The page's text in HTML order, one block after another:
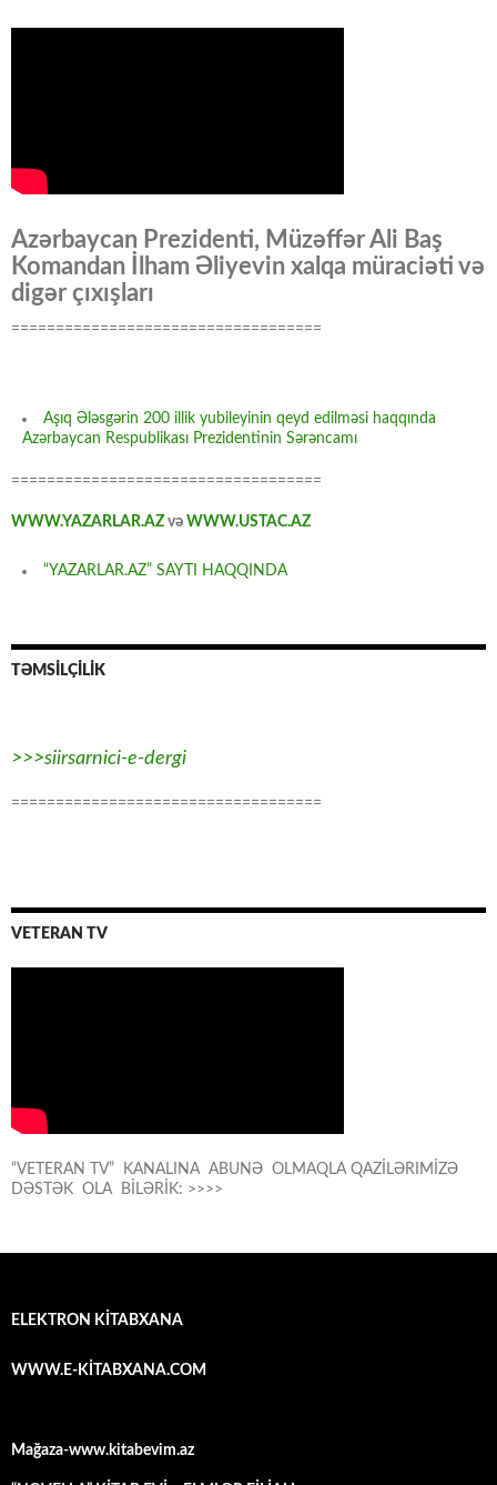
Azərbaycan Prezidenti, Müzəffər Ali Baş
Komandan İlham Əliyevin xalqa müraciəti və
digər çıxışları
===================================
Aşıq Ələsgərin 200 illik yubileyinin qeyd edilməsi haqqında
Azərbaycan Respublikası Prezidentinin Sərəncamı
===================================
WWW.YAZARLAR.AZ və WWW.USTAC.AZ
“YAZARLAR.AZ” SAYTI HAQQINDA
TƏMSİLÇİLİK
>>>siirsarnici-e-dergi
===================================
VETERAN TV
“VETERAN TV” KANALINA ABUNƏ OLMAQLA QAZİLƏRIMİZƏ
DƏSTƏK OLA BİLƏRİK: >>>>
ELEKTRON KİTABXANA
WWW.E-KİTABXANA.COM
Mağaza-www.kitabevim.az